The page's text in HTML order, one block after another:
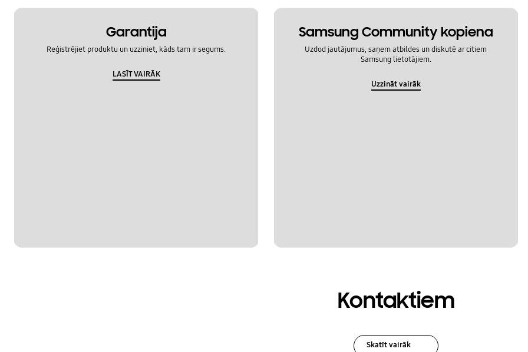
Garantija
Reģistrējiet produktu un uzziniet, kāds tam ir segums.
LASĪT VAIRĀK
Samsung Community kopiena
Uzdod jautājumus, saņem atbildes un diskutē ar citiem
Samsung lietotājiem.
Uzzināt vairāk
Kontaktiem
Skatīt vairāk